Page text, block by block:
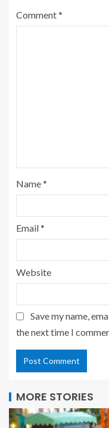
Comment*
Name*
Email*
Website
Save my name,
the next time I
MORE STORIES